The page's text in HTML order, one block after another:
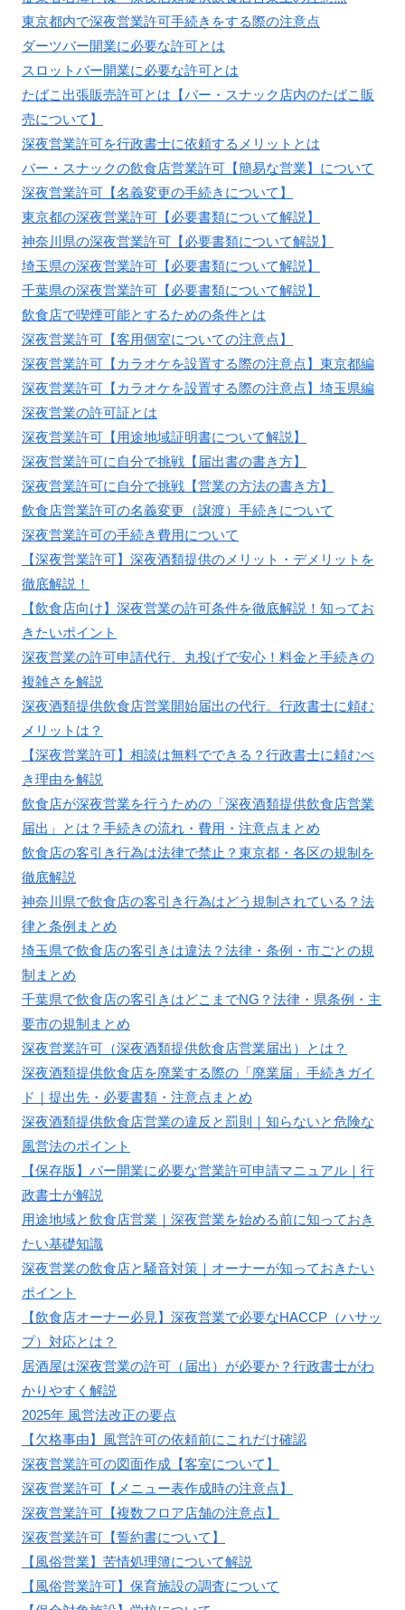
東京都内で深夜営業許可手続きをする際の注意点
ダーツバー開業に必要な許可とは
スロットバー開業に必要な許可とは
たばこ出張販売許可とは【バー・スナック店内のたばこ販
売について】
深夜営業許可を行政書士に依頼するメリットとは
バー・スナックの飲食店営業許可【簡易な営業】について
深夜営業許可【名義変更の手続きについて】
東京都の深夜営業許可【必要書類について解説】
神奈川県の深夜営業許可【必要書類について解説】
埼玉県の深夜営業許可【必要書類について解説】
千葉県の深夜営業許可【必要書類について解説】
飲食店で喫煙可能とするための条件とは
深夜営業許可【客用個室についての注意点】
深夜営業許可【カラオケを設置する際の注意点】東京都編
深夜営業許可【カラオケを設置する際の注意点】埼玉県編
深夜営業の許可証とは
深夜営業許可【用途地域証明書について解説】
深夜営業許可に自分で挑戦【届出書の書き方】
深夜営業許可に自分で挑戦【営業の方法の書き方】
飲食店営業許可の名義変更（譲渡）手続きについて
深夜営業許可の手続き費用について
【深夜営業許可】深夜酒類提供のメリット・デメリットを
徹底解説！
【飲食店向け】深夜営業の許可条件を徹底解説！知ってお
きたいポイント
深夜営業の許可申請代行、丸投げで安心！料金と手続きの
複雑さを解説
深夜酒類提供飲食店営業開始届出の代行。行政書士に頼む
メリットは？
【深夜営業許可】相談は無料でできる？行政書士に頼むべ
き理由を解説
飲食店が深夜営業を行うための「深夜酒類提供飲食店営業
届出」とは？手続きの流れ・費用・注意点まとめ
飲食店の客引き行為は法律で禁止？東京都・各区の規制を
徹底解説
神奈川県で飲食店の客引き行為はどう規制されている？法
律と条例まとめ
埼玉県で飲食店の客引きは違法？法律・条例・市ごとの規
制まとめ
千葉県で飲食店の客引きはどこまでNG？法律・県条例・主
要市の規制まとめ
深夜営業許可（深夜酒類提供飲食店営業届出）とは？
深夜酒類提供飲食店を廃業する際の「廃業届」手続きガイ
ド｜提出先・必要書類・注意点まとめ
深夜酒類提供飲食店営業の違反と罰則｜知らないと危険な
風営法のポイント
【保存版】バー開業に必要な営業許可申請マニュアル｜行
政書士が解説
用途地域と飲食店営業｜深夜営業を始める前に知っておき
たい基礎知識
深夜営業の飲食店と騒音対策｜オーナーが知っておきたい
ポイント
【飲食店オーナー必見】深夜営業で必要なHACCP（ハサッ
プ）対応とは？
居酒屋は深夜営業の許可（届出）が必要か？行政書士がわ
かりやすく解説
2025年 風営法改正の要点
【欠格事由】風営許可の依頼前にこれだけ確認
深夜営業許可の図面作成【客室について】
深夜営業許可【メニュー表作成時の注意点】
深夜営業許可【複数フロア店舗の注意点】
深夜営業許可【誓約書について】
【風俗営業】苦情処理簿について解説
【風俗営業許可】保育施設の調査について